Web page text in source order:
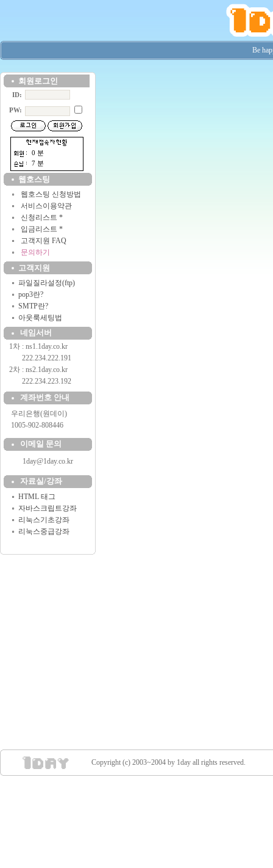
Be
회원로그인
ID:
PW:
0 분
7 분
웹호스팅
웹호스팅 신청방법
서비스이용약관
신청리스트 *
입금리스트 *
고객지원 FAQ
문의하기
고객지원
파일질라설정(ftp)
pop3란?
SMTP란?
아웃룩세팅법
네임서버
1차 : ns1.1day.co.kr
222.234.222.191
2차 : ns2.1day.co.kr
222.234.223.192
계좌번호 안내
우리은행(원데이)
1005-902-808446
이메일 문의
1day@1day.co.kr
자료실/강좌
HTML 태그
자바스크립트강좌
리눅스기초강좌
리눅스중급강좌
Copyright (c) 2003~2004 by 1day all rights reserved.